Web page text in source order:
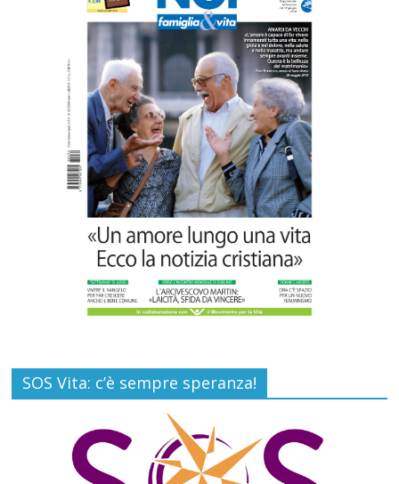
13 Luglio 2026 Commenti disabilitati
Paolo VI, un santo che canta la bellezza
della vita
6 Agosto 2026 Commenti disabilitati
SOS Vita: c’è sempre speranza!